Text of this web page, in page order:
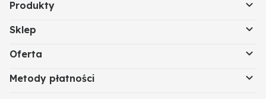
Produkty
Sklep
Oferta
Metody płatności